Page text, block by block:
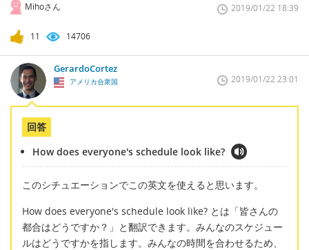
Mihoさん 2019/01/22 18:39
11 14706
GerardoCortez
アメリカ合衆国 2019/01/22 23:01
回答
How does everyone's schedule look like?
このシチュエーションでこの英文を使えると思います。
How does everyone's schedule look like? とは「皆さんの
都合はどうですか？」と翻訳できます。みんなのスケジュー
ルはどうですかを指します。みんなの時間を合わせるため、